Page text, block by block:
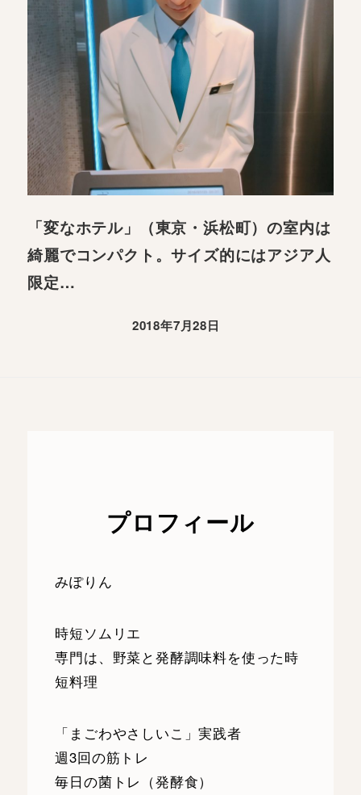
「変なホテル」（東京・浜松町）の室内は
綺麗でコンパクト。サイズ的にはアジア人
限定…
2018年7月28日
プロフィール
みぽりん
時短ソムリエ
専門は、野菜と発酵調味料を使った時
短料理
「まごわやさしいこ」実践者
週3回の筋トレ
毎日の菌トレ（発酵食）